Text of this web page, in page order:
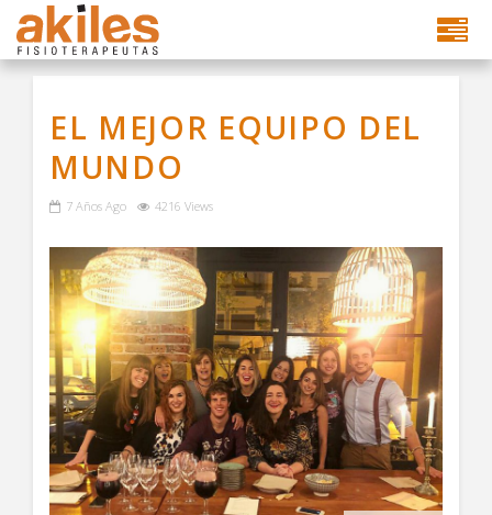
EL MEJOR EQUIPO DEL
MUNDO
7 Años Ago 4216 Views